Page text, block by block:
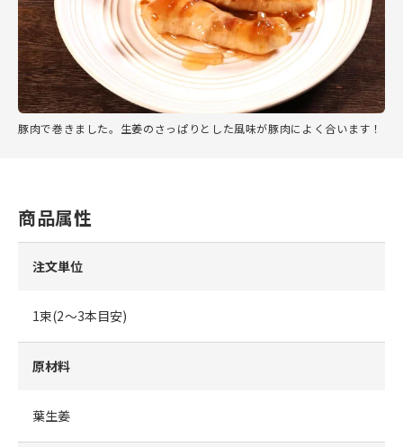
豚肉で巻きました。生姜のさっぱりとした風味が豚肉によく合います！
商品属性
注文単位
1束(2～3本目安)
原材料
葉生姜